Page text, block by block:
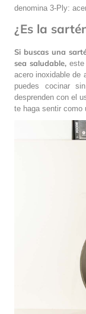
denomina 3-Ply:
¿Es la
Si buscas una
sea saludable,
acero inoxidable de
puedes cocinar
desprenden con el
te haga sentir como